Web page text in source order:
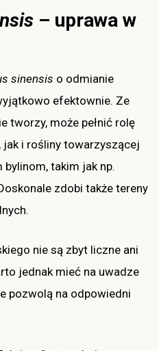
– uprawa w
sinensis o odmianie
efektownie. Ze
tworzy, może pełnić rolę
i rośliny towarzyszącej
takim jak np.
zdobi także tereny
nie są zbyt liczne ani
jednak mieć na uwadze
pozwolą na odpowiedni